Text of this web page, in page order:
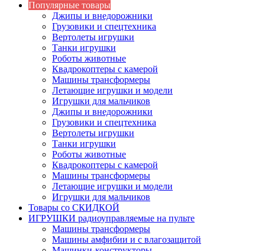
Популярные товары
Джипы и внедорожники
Грузовики и спецтехника
Вертолеты игрушки
Танки игрушки
Роботы животные
Квадрокоптеры с камерой
Машины трансформеры
Летающие игрушки и модели
Игрушки для мальчиков
Джипы и внедорожники
Грузовики и спецтехника
Вертолеты игрушки
Танки игрушки
Роботы животные
Квадрокоптеры с камерой
Машины трансформеры
Летающие игрушки и модели
Игрушки для мальчиков
Товары со СКИДКОЙ
ИГРУШКИ радиоуправляемые на пульте
Машины трансформеры
Машины амфибии и с влагозащитой